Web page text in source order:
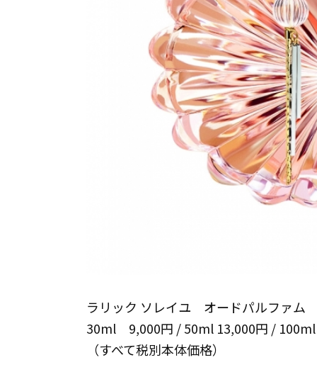
ラリック ソレイユ オードパルファム
30ml 9,000円 / 50ml 13,000円 / 100ml
（すべて税別本体価格）